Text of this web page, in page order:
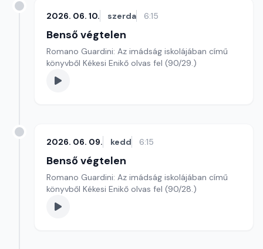
2026. 06. 10. szerda 6:15
Benső végtelen
Romano Guardini: Az imádság iskolájában című
könyvből Kékesi Enikő olvas fel (90/29.)
2026. 06. 09. kedd 6:15
Benső végtelen
Romano Guardini: Az imádság iskolájában című
könyvből Kékesi Enikő olvas fel (90/28.)